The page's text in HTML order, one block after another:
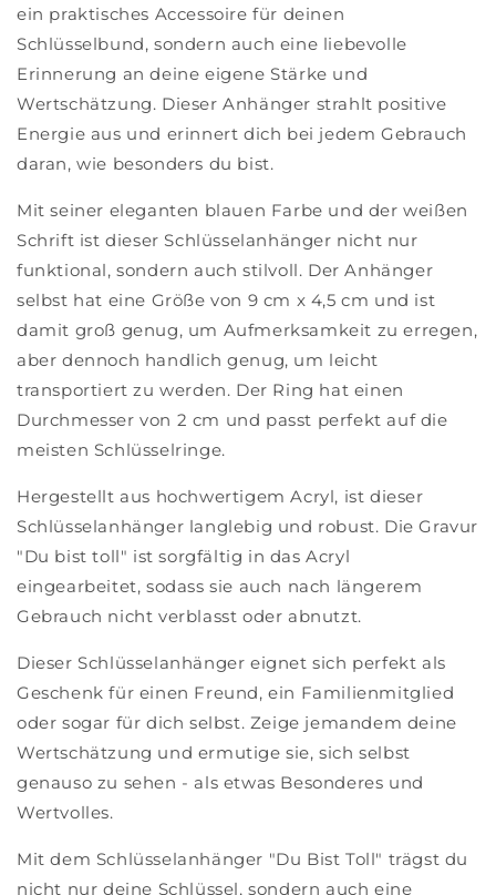
ein praktisches Accessoire für deinen
Schlüsselbund, sondern auch eine liebevolle
Erinnerung an deine eigene Stärke und
Wertschätzung. Dieser Anhänger strahlt positive
Energie aus und erinnert dich bei jedem Gebrauch
daran, wie besonders du bist.
Mit seiner eleganten blauen Farbe und der weißen
Schrift ist dieser Schlüsselanhänger nicht nur
funktional, sondern auch stilvoll. Der Anhänger
selbst hat eine Größe von 9 cm x 4,5 cm und ist
damit groß genug, um Aufmerksamkeit zu erregen,
aber dennoch handlich genug, um leicht
transportiert zu werden. Der Ring hat einen
Durchmesser von 2 cm und passt perfekt auf die
meisten Schlüsselringe.
Hergestellt aus hochwertigem Acryl, ist dieser
Schlüsselanhänger langlebig und robust. Die Gravur
"Du bist toll" ist sorgfältig in das Acryl
eingearbeitet, sodass sie auch nach längerem
Gebrauch nicht verblasst oder abnutzt.
Dieser Schlüsselanhänger eignet sich perfekt als
Geschenk für einen Freund, ein Familienmitglied
oder sogar für dich selbst. Zeige jemandem deine
Wertschätzung und ermutige sie, sich selbst
genauso zu sehen - als etwas Besonderes und
Wertvolles.
Mit dem Schlüsselanhänger "Du Bist Toll" trägst du
nicht nur deine Schlüssel, sondern auch eine